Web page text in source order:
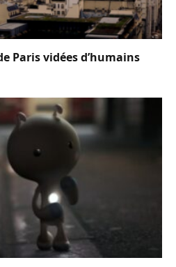
Paris vidées d’humains